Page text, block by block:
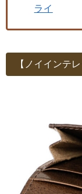
ライ
【ノイインテ